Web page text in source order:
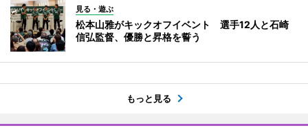
見る・遊ぶ
松本山雅がキックオフイベント 選手12人と石崎
信弘監督、優勝と昇格を誓う
もっと見る